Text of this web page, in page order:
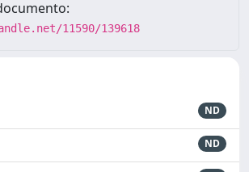
11590/139618
ND
ND